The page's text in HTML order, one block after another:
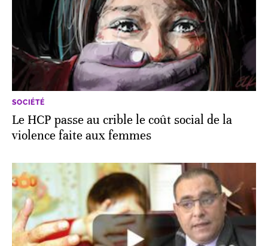
SOCIÉTÉ
Le HCP passe au crible le coût social de la
violence faite aux femmes